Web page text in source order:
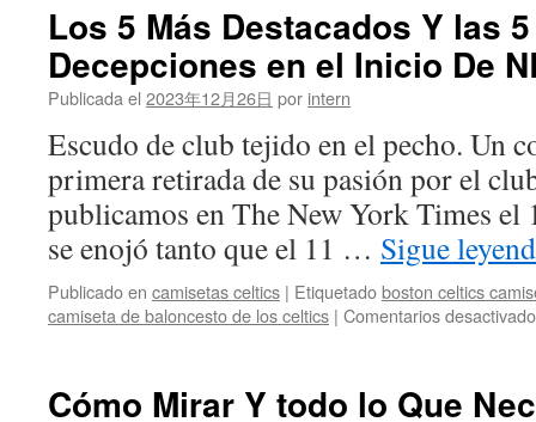
Los 5 Más Destacados Y las
Decepciones en el Inicio De
Publicada el 2023年12月26日 por intern
Escudo de club tejido en el pecho. Un
primera retirada de su pasión por el
publicamos en The New York Times el
se enojó tanto que el 11 … Sigue
Publicado en camisetas celtics | Etiquetadoboston celtics
camiseta de baloncesto de los celtics | Comentarios
Cómo Mirar Y todo lo Que